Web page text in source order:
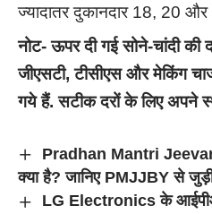
ज्यादातर दुकानदार 18, 20
नोट- ऊपर दी गई सोने-चांदी
जीएसटी, टीसीएस और मेकिंग
गये हैं. सटीक दरों के लिए अपने
Pradhan Mantri
क्या है? जानिए PMJJBY से
LG Electronics के